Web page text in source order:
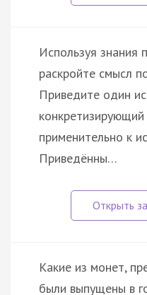
Используя знания
раскройте смысл
Приведите один
применительно к
Приведённы…
Какие из монет,
были выпущены в